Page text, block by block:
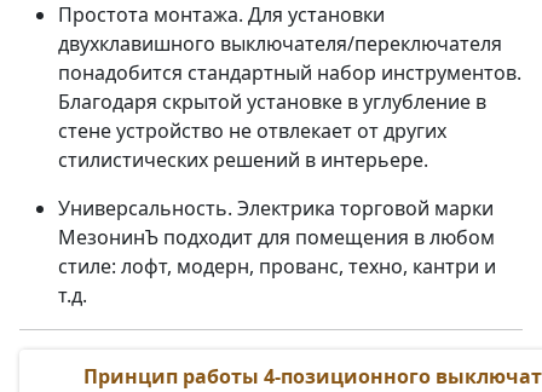
Простота монтажа. Для установки
двухклавишного выключателя/переключателя
понадобится стандартный набор инструментов.
Благодаря скрытой установке в углубление в
стене устройство не отвлекает от других
стилистических решений в интерьере.
Универсальность. Электрика торговой марки
МезонинЪ подходит для помещения в любом
стиле: лофт, модерн, прованс, техно, кантри и
т.д.
Принцип работы 4-позиционного